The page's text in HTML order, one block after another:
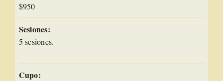
$950
Sesiones:
5 sesiones.
Cupo: